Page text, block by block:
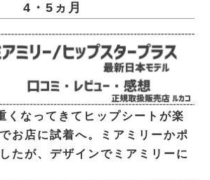
4・5ヵ月
くなってきてヒップシートが楽
お店に試着へ。ミアミリーかポ
たが、デザインでミアミリーに